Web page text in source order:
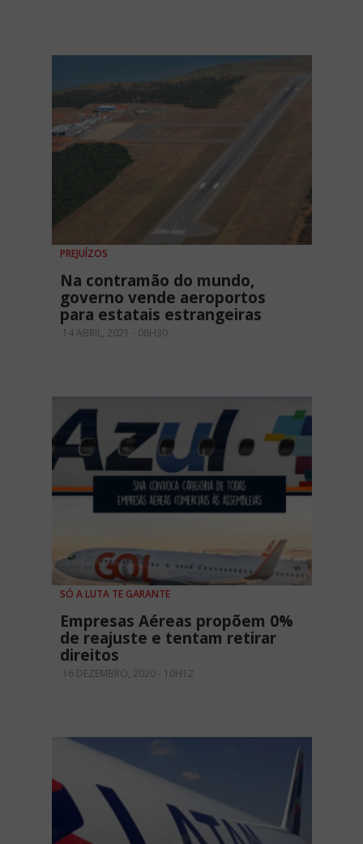
PREJUÍZOS
Na contramão do mundo,
governo vende aeroportos
para estatais estrangeiras
14 ABRIL, 2021 - 08H30
SÓ A LUTA TE GARANTE
Empresas Aéreas propõem 0%
de reajuste e tentam retirar
direitos
16 DEZEMBRO, 2020 - 10H12